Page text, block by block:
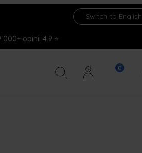
Switch to English
000+ opinii 4.9 ⭐